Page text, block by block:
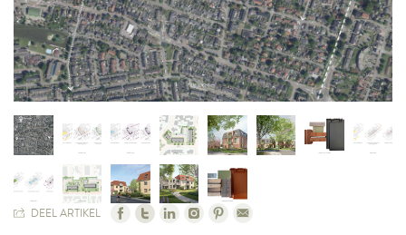
DEEL ARTIKEL